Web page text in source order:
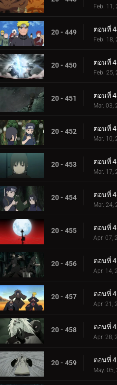
Feb. 11,
20 - 449 ตอนที่
Feb. 18,
20 - 450 ตอนที่
Feb. 25,
20 - 451
Mar. 03,
20 - 452
Mar. 10,
20 - 453
Mar. 17,
20 - 454
Mar. 24,
20 - 455
Apr. 07,
20 - 456
Apr. 14,
20 - 457
Apr. 21,
20 - 458
Apr. 28,
20 - 459 ตอนที่
May. 05,